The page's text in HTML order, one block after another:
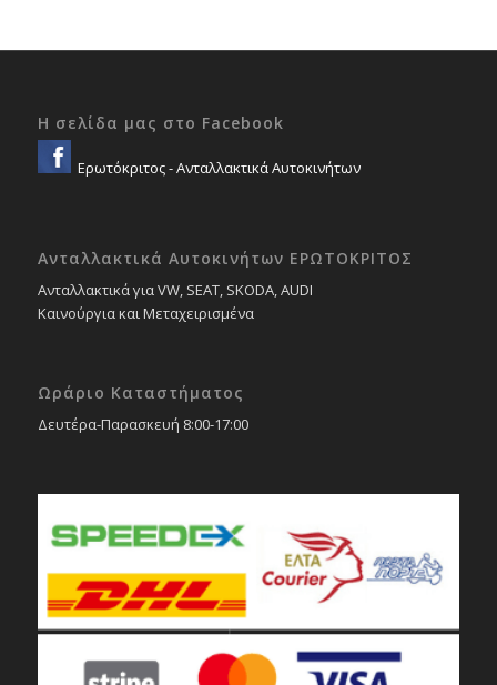
Η σελίδα μας στο Facebook
Ερωτόκριτος - Ανταλλακτικά Αυτοκινήτων
Ανταλλακτικά Αυτοκινήτων ΕΡΩΤΟΚΡΙΤΟΣ
Ανταλλακτικά για VW, SEAT, SKODA, AUDI
Καινούργια και Μεταχειρισμένα
Ωράριο Καταστήματος
Δευτέρα-Παρασκευή 8:00-17:00